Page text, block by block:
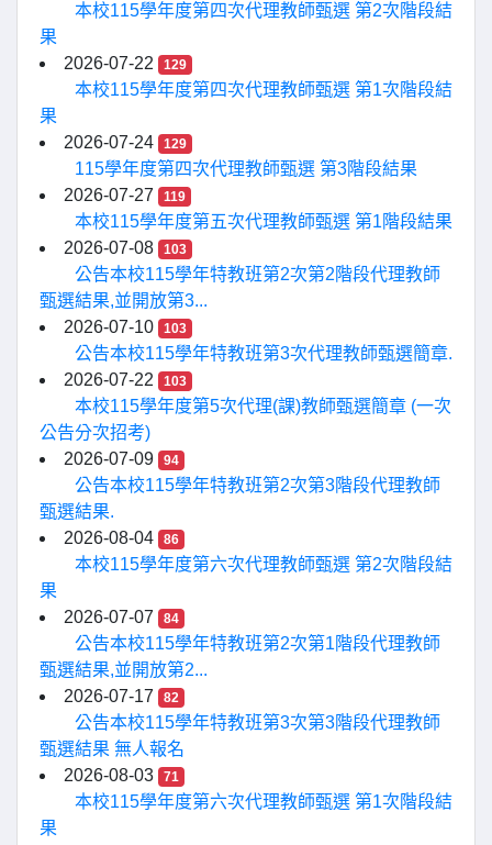
本校115學年度第四次代理教師甄選 第2次階段結
果
2026-07-22
129
本校115學年度第四次代理教師甄選 第1次階段結
果
2026-07-24
129
115學年度第四次代理教師甄選 第3階段結果
2026-07-27
119
本校115學年度第五次代理教師甄選 第1階段結果
2026-07-08
103
公告本校115學年特教班第2次第2階段代理教師
甄選結果,並開放第3...
2026-07-10
103
公告本校115學年特教班第3次代理教師甄選簡章.
2026-07-22
103
本校115學年度第5次代理(課)教師甄選簡章 (一次
公告分次招考)
2026-07-09
94
公告本校115學年特教班第2次第3階段代理教師
甄選結果.
2026-08-04
86
本校115學年度第六次代理教師甄選 第2次階段結
果
2026-07-07
84
公告本校115學年特教班第2次第1階段代理教師
甄選結果,並開放第2...
2026-07-17
82
公告本校115學年特教班第3次第3階段代理教師
甄選結果 無人報名
2026-08-03
71
本校115學年度第六次代理教師甄選 第1次階段結
果